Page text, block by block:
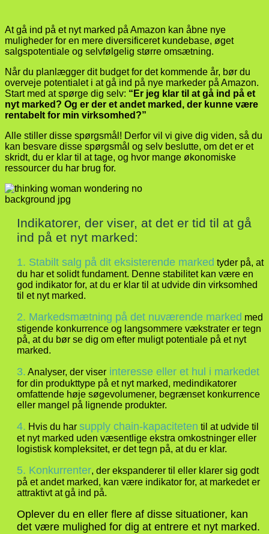
At gå ind på et nyt marked på Amazon kan åbne nye
muligheder for en mere diversificeret kundebase, øget
salgspotentiale og selvfølgelig større omsætning.
Når du planlægger dit budget for det kommende år, bør du
overveje potentialet i at gå ind på nye markeder på Amazon.
Start med at spørge dig selv: “Er jeg klar til at gå ind på et
nyt marked? Og er der et andet marked, der kunne være
rentabelt for min virksomhed?”
Alle stiller disse spørgsmål! Derfor vil vi give dig viden, så du
kan besvare disse spørgsmål og selv beslutte, om det er et
skridt, du er klar til at tage, og hvor mange økonomiske
ressourcer du har brug for.
Indikatorer, der viser, at det er tid til at gå
ind på et nyt marked:
1. Stabilt salg på dit eksisterende marked tyder på, at
du har et solidt fundament. Denne stabilitet kan være en
god indikator for, at du er klar til at udvide din virksomhed
til et nyt marked.
2. Markedsmætning på det nuværende marked med
stigende konkurrence og langsommere vækstrater er tegn
på, at du bør se dig om efter muligt potentiale på et nyt
marked.
3. Analyser, der viser interesse eller et hul i markedet
for din produkttype på et nyt marked, medindikatorer
omfattende høje søgevolumener, begrænset konkurrence
eller mangel på lignende produkter.
4. Hvis du har supply chain-kapaciteten til at udvide til
et nyt marked uden væsentlige ekstra omkostninger eller
logistisk kompleksitet, er det tegn på, at du er klar.
5. Konkurrenter, der ekspanderer til eller klarer sig godt
på et andet marked, kan være indikator for, at markedet er
attraktivt at gå ind på.
Oplever du en eller flere af disse situationer, kan
det være mulighed for dig at entrere et nyt marked.